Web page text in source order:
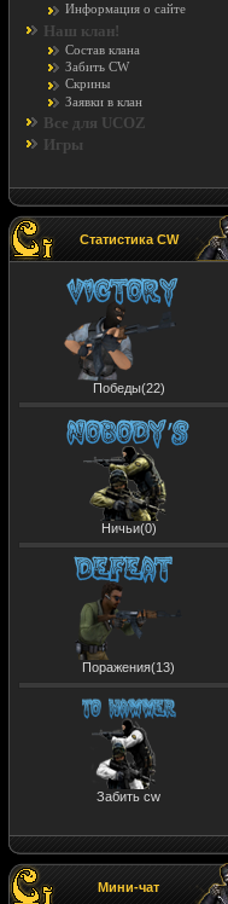
Информация о сайте
Наш клан!
Состав клана
Забить CW
Скрины
Заявки в клан
Все для UCOZ
Игры
Статистика CW
Победы(22)
Ничьи(0)
Поражения(13)
Забить cw
Мини-чат